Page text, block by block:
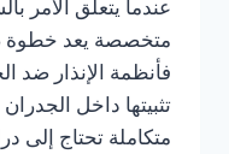
عندما يتعلق الأمر
متخصصة يعد خطوة
فأنظمة الإنذار ضد
تثبيتها داخل
متكاملة تحتاج إلى